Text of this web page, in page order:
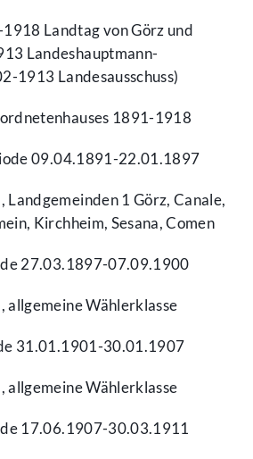
Landtag von Görz und
Landeshauptmann-
1913 Landesausschuss)
1891-1918
09.04.1891-22.01.1897
Landgemeinden 1 Görz, Canale,
Kirchheim, Sesana, Comen
27.03.1897-07.09.1900
allgemeine Wählerklasse
31.01.1901-30.01.1907
allgemeine Wählerklasse
17.06.1907-30.03.1911